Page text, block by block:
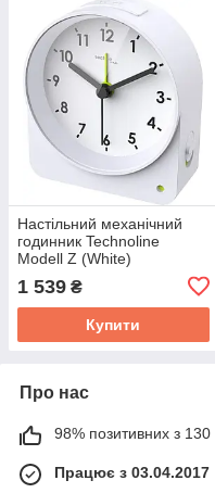
Настільний механічний
годинник Technoline
Modell Z (White)
1 539 ₴
Купити
Про нас
98% позитивних з 130
Працює з 03.04.2017